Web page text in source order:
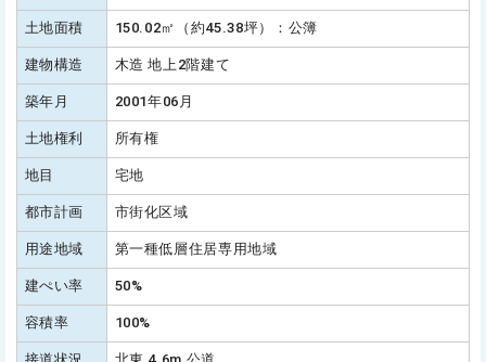
土地面積 150.02㎡（約45.38坪）：公簿
建物構造 木造 地上2階建て
築年月 2001年06月
土地権利 所有権
地目 宅地
都市計画 市街化区域
用途地域 第一種低層住居専用地域
建ぺい率 50%
容積率 100%